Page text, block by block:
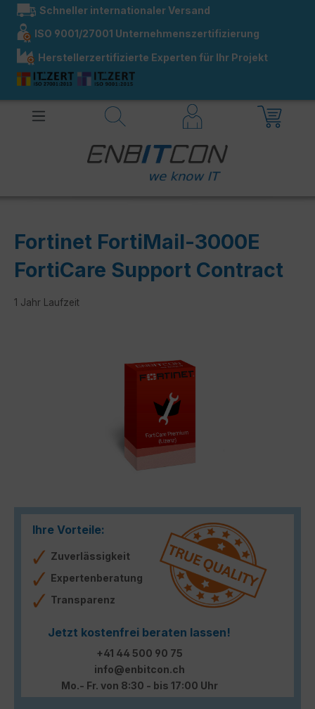
springen
Schneller internationaler Versand
ISO 9001/27001 Unternehmenszertifizierung
Herstellerzertifizierte Experten für Ihr Projekt
Fortinet FortiMail-3000E
FortiCare Support Contract
1 Jahr Laufzeit
Ihre Vorteile:
Zuverlässigkeit
Expertenberatung
Transparenz
Jetzt kostenfrei beraten lassen!
+41 44 500 90 75
info@enbitcon.ch
Mo.- Fr. von 8:30 - bis 17:00 Uhr